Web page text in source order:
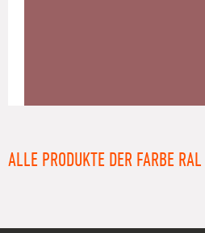
ALLE PRODUKTE DER FARBE